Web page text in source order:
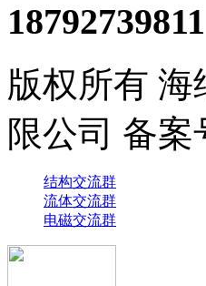
18792739811
版权所有
限公司 备案
结构交流群
流体交流群
电磁交流群